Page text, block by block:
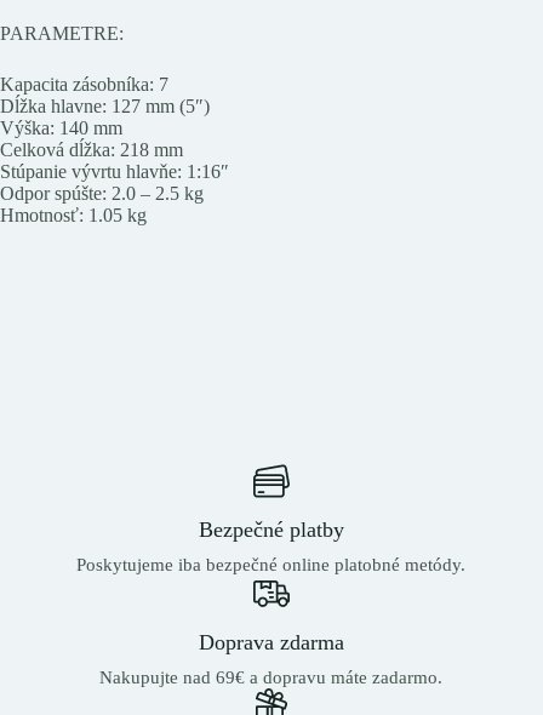
PARAMETRE:
Kapacita zásobníka: 7
Dĺžka hlavne: 127 mm (5″)
Výška: 140 mm
Celková dĺžka: 218 mm
Stúpanie vývrtu hlavňe: 1:16″
Odpor spúšte: 2.0 – 2.5 kg
Hmotnosť: 1.05 kg
Bezpečné platby
Poskytujeme iba bezpečné online platobné metódy.
Doprava zdarma
Nakupujte nad 69€ a dopravu máte zadarmo.